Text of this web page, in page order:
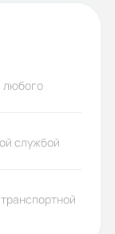
к
любого
службой